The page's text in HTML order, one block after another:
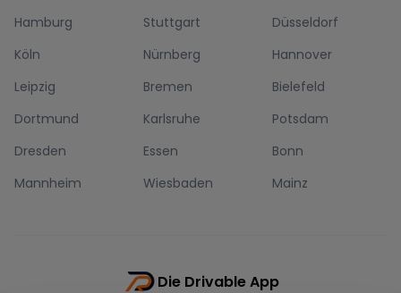
Hamburg
Stuttgart
Düsseldorf
Köln
Nürnberg
Hannover
Leipzig
Bremen
Bielefeld
Dortmund
Karlsruhe
Potsdam
Dresden
Essen
Bonn
Mannheim
Wiesbaden Mainz
Die Drivable App